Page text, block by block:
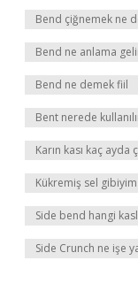
Bend çiğnemek ne
Bend ne anlama
Bend ne demek fiil
Bent nerede
Karın kası kaç ayda
Kükremiş sel
Side bend hangi
Side Crunch ne işe